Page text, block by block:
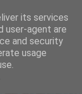
its services
user-agent are
and security
usage